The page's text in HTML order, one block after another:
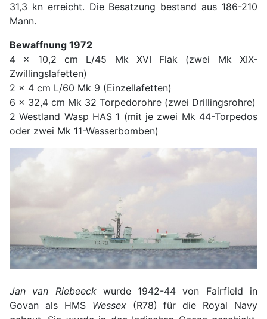
31,3 kn erreicht. Die Besatzung bestand aus 186-210
Mann.
Bewaffnung 1972
4 x 10,2 cm L/45 Mk XVI Flak (zwei Mk XIX-
Zwillingslafetten)
2 x 4 cm L/60 Mk 9 (Einzellafetten)
6 x 32,4 cm Mk 32 Torpedorohre (zwei Drillingsrohre)
2 Westland Wasp HAS 1 (mit je zwei Mk 44-Torpedos
oder zwei Mk 11-Wasserbomben)
Jan van Riebeeckwurde 1942-44 von Fairfield in
Govan als HMS Wessex(R78) für die Royal Navy